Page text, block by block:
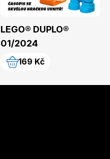
LEGO® časopisy
LEGO® DUPLO®
01/2024
169 Kč